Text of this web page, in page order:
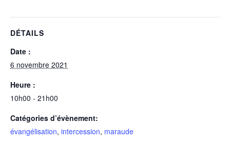
DÉTAILS
Date :
6 novembre 2021
Heure :
10h00 - 21h00
Catégories d’évènement:
évangélisation, intercession, maraude